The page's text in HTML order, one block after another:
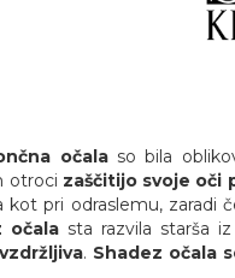
očalaso bila
otroci zaščitijo svoje oči
kot pri odraslemu,
očala sta razvila starša
. Shadez očala